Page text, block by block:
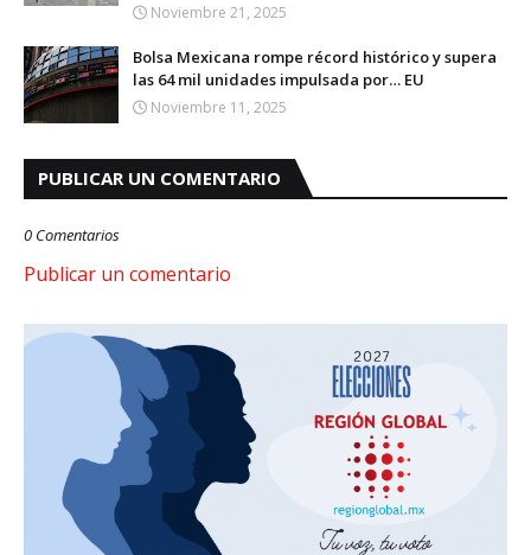
Noviembre 21, 2025
Bolsa Mexicana rompe récord histórico y supera
las 64 mil unidades impulsada por… EU
Noviembre 11, 2025
PUBLICAR UN COMENTARIO
0 Comentarios
Publicar un comentario